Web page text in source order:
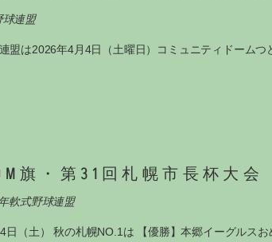
球連盟
盟は2026年4月4日（土曜日）コミュニティドーム
旗・第31回札幌市長杯大会
軟式野球連盟
日（土） 秋の札幌NO.1は 【優勝】本郷イーグル